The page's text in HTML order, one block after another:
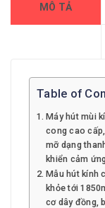
MÔ TẢ
Table of
Máy hút mùi
cong cao
mỡ dạng
khiển cảm
Mẫu hút kính
khỏe tới
cơ dây đồng,